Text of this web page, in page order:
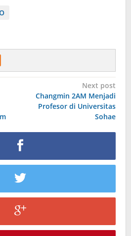
Next post
Changmin 2AM Menjadi
Profesor di Universitas
Sohae